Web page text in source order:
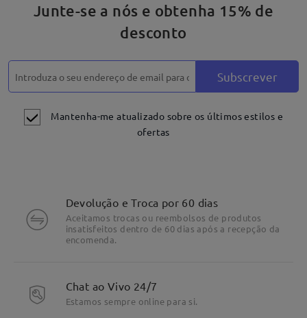
Junte-se a nós e obtenha 15% de
desconto
Subscrever
Mantenha-me atualizado sobre os últimos estilos e
ofertas
Devolução e Troca por 60 dias
Aceitamos trocas ou reembolsos de produtos
insatisfeitos dentro de 60 dias após a recepção da
encomenda.
Chat ao Vivo 24/7
Estamos sempre online para si.